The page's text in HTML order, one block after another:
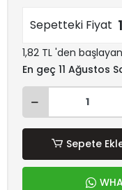
Sepetteki Fiyat
1,82 TL 'den
En geç 11 Ağustos
Sepete